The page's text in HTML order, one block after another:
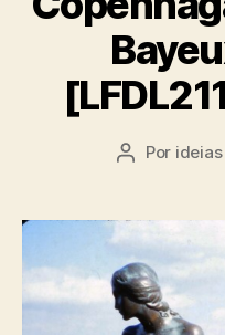
Autor
Por ideias